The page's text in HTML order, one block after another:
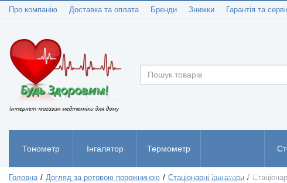
Про компанію Доставка та оплата Бренди Знижки Гарантія та
Тонометр Інгалятор Термометр
Пульсоксиметр
Головна Догляд за ротовою порожниною Стаціонарні іригатори